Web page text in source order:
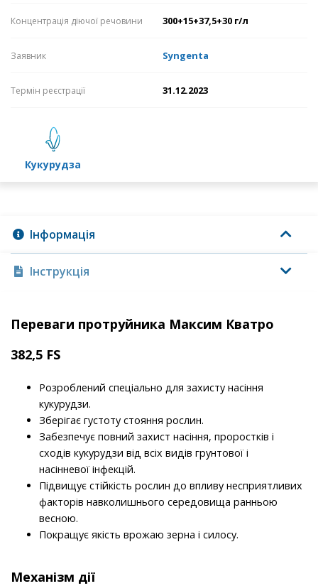
Концентрація діючої речовини 300+15+37,5+30 г/л
Заявник Syngenta
Термін реєстрації 31.12.2023
кукурудза
Інформація
Інструкція
Переваги протруйника Максим Кватро
382,5 FS
Розроблений спеціально для захисту насіння
кукурудзи.
Зберігає густоту стояння рослин.
Забезпечує повний захист насіння, проростків і
сходів кукурудзи від всіх видів грунтової і
насінневої інфекцій.
Підвищує стійкість рослин до впливу несприятливих
факторів навколишнього середовища ранньою
весною.
Покращує якість врожаю зерна і силосу.
Механізм дії